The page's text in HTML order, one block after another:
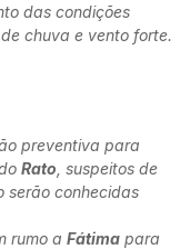
das condições
chuva e vento forte.
preventiva para
Rato , suspeitos de
serão conhecidas
rumo a Fátima para